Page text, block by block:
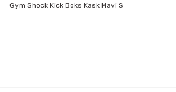
Gym Shock Kick Boks Kask Mavi S